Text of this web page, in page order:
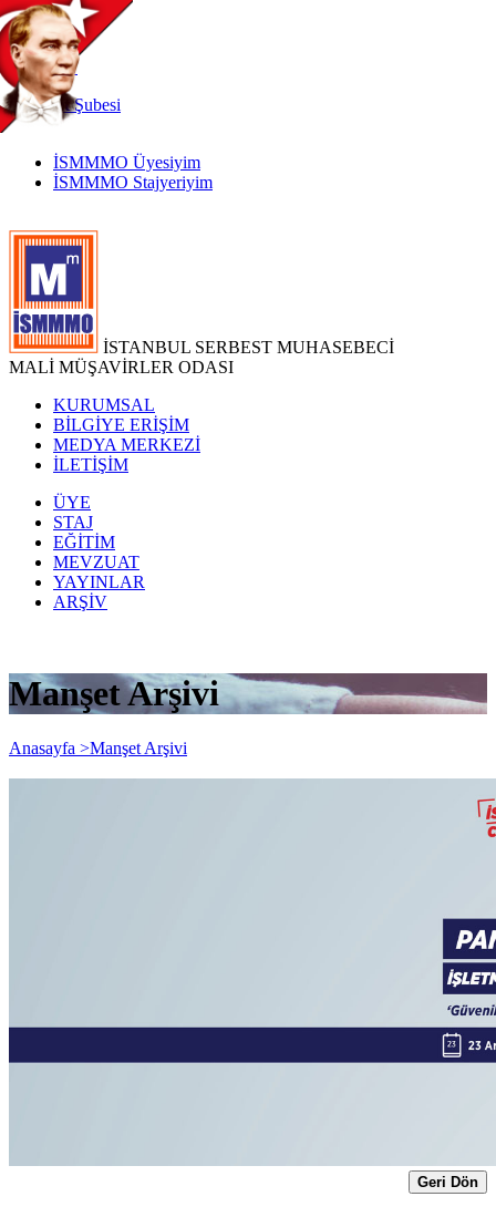
TR
|
EN
İnternetŞubesi
İSMMMO Üyesiyim
İSMMMO Stajyeriyim
İSTANBUL SERBEST MUHASEBECİ
MALİ MÜŞAVİRLER ODASI
KURUMSAL
BİLGİYE ERİŞİM
MEDYA MERKEZİ
İLETİŞİM
ÜYE
STAJ
EĞİTİM
MEVZUAT
YAYINLAR
ARŞİV
Manşet Arşivi
Anasayfa >Manşet Arşivi
Pandemi Süreci ve Sonrasında İşletme
Sahiplerince Yönetilmesi Gereken Riskler
Geri Dön